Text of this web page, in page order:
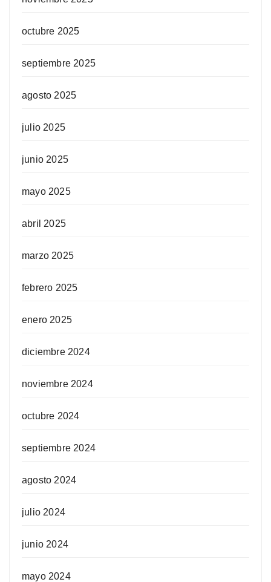
octubre 2025
septiembre 2025
agosto 2025
julio 2025
junio 2025
mayo 2025
abril 2025
marzo 2025
febrero 2025
enero 2025
diciembre 2024
noviembre 2024
octubre 2024
septiembre 2024
agosto 2024
julio 2024
junio 2024
mayo 2024